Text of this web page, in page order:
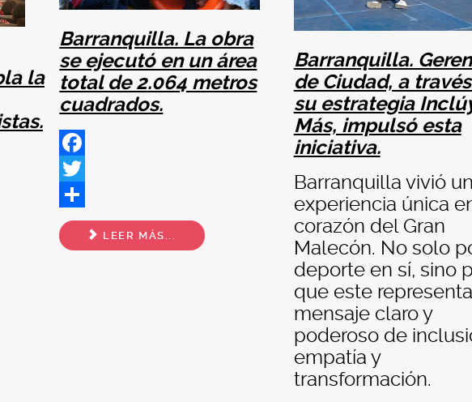
la
Barranquilla. La obra
se ejecutó en un área
total de 2.064 metros
cuadrados.
Facebook
Twitter
Share
LEER MÁS...
Barranquilla.
de Ciudad, a
su estrategia
Más, impulsó esta
iniciativa.
Barranquilla vivió
experiencia única
corazón del Gran
Malecón. No solo
deporte en sí, sino
que este
mensaje claro y
poderoso de
empatía y
transformación.